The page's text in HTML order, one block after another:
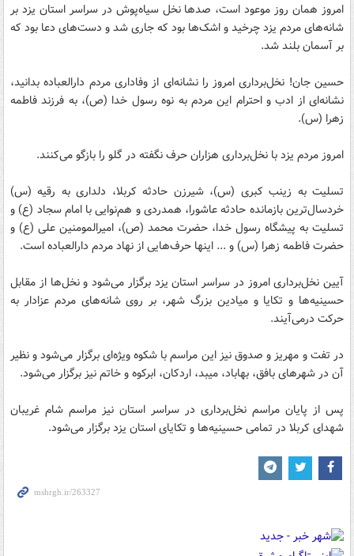
امروز همان روز موعود است، صدها نخل سیاه‌پوش در سراسر استان یزد بر
شانه‌های مردم یزد چرخید و اشک‌ها بود که جاری شد و دست‌های دعا بود که
بر آسمان بلند شد.
حسین جان! نخل‌برداری امروز را نشانه‌ای از وفاداری مردم دارالعباده بدانید،
نشانه‌ای از ادب و احترام این مردم به نوه رسول خدا (ص)، به فرزند فاطمه
زهرا (س).
امروز مردم یزد با نخل‌برداری هزاران حرف نگفته در گلو را بازگو می‌کنند.
تسلیت به زینب کبری (س)، شیرزن حادثه کربلا، دلداری به رقیه (س)
خردسال‌ترین بازمانده حادثه عاشورا، همدردی و هم‌نوایی با امام سجاد (ع) و
تسلیت به پیشگاه رسول خدا، حضرت محمد (ص)، امیرالمومنین علی (ع) و
حضرت فاطمه زهرا (س) و ... اینها حرف‌هایی از نهاد مردم دارالعباده است.
آیین نخل‌برداری امروز در سراسر استان یزد برگزار می‌شود و نخل‌ها از مقابل
حسینیه‌ها و تکایا و میادین بزرگ شهر، بر روی شانه‌های مردم عزادار به
حرکت درمی‌آیند.
در تفت و مهریز و صدوق نیز این مراسم با شکوه ویژه‌ای برگزار می‌شود و نظیر
آن در شهرهای بافق، بهاباد، میبد، اردکان، ابرکوه و خاتم نیز برگزار می‌شود.
پس از پایان مراسم نخل‌برداری در سراسر استان نیز مراسم شام غریبان
شهدای کربلا در تمامی حسینیه‌ها و تکایای استان یزد برگزار می‌شود.